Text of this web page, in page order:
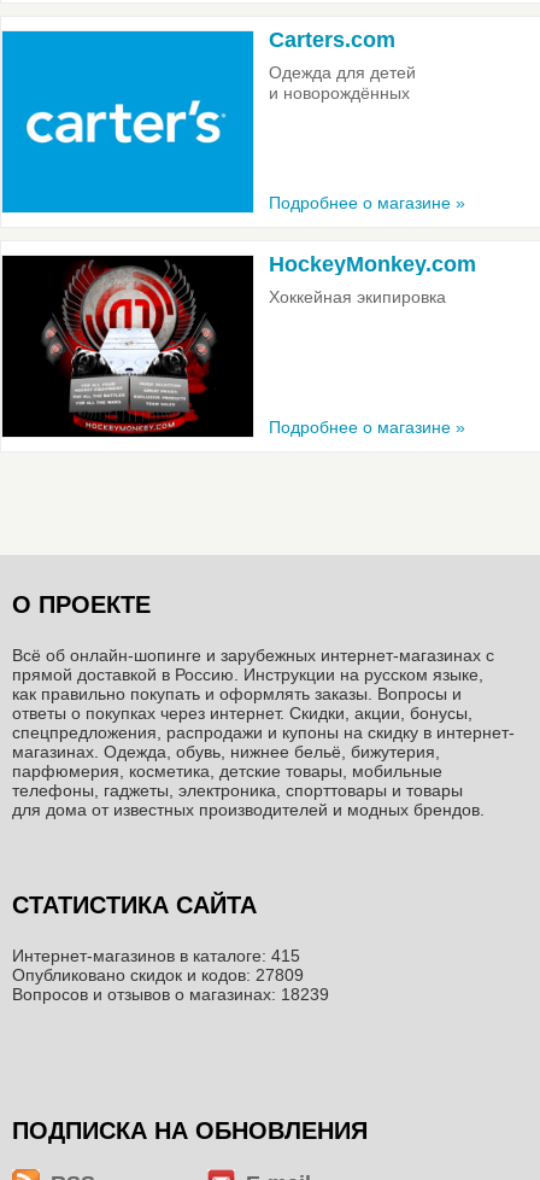
Carters.com
Одежда для детей
и новорождённых
Подробнее о магазине »
HockeyMonkey.com
Хоккейная экипировка
Подробнее о магазине »
О ПРОЕКТЕ
Всё об онлайн-шопинге и зарубежных интернет-магазинах c
прямой доставкой в Россию. Инструкции на русском языке,
как правильно покупать и оформлять заказы. Вопросы и
ответы о покупках через интернет. Скидки, акции, бонусы,
спецпредложения, распродажи и купоны на скидку в интернет-
магазинах. Одежда, обувь, нижнее бельё, бижутерия,
парфюмерия, косметика, детские товары, мобильные
телефоны, гаджеты, электроника, спорттовары и товары
для дома от известных производителей и модных брендов.
СТАТИСТИКА САЙТА
Интернет-магазинов в каталоге: 415
Опубликовано скидок и кодов: 27809
Вопросов и отзывов о магазинах: 18239
ПОДПИСКА НА ОБНОВЛЕНИЯ